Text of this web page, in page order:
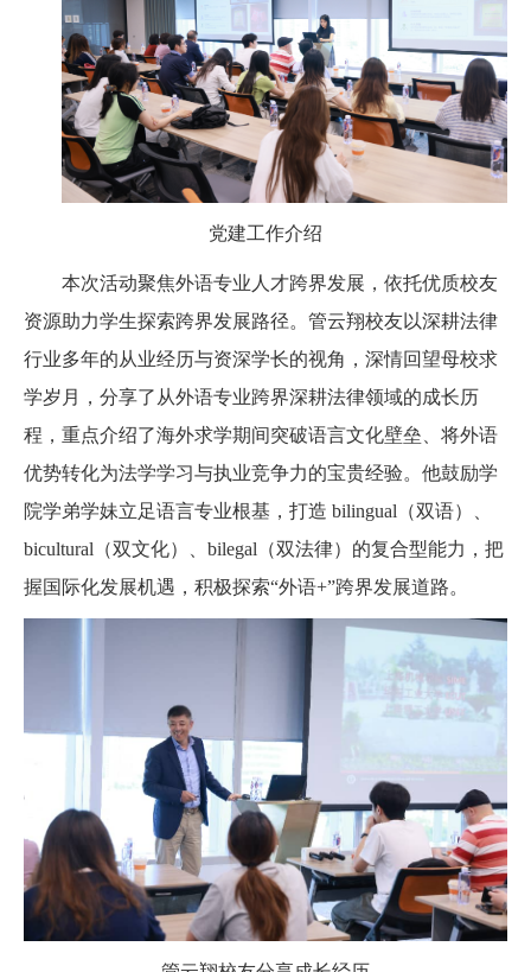
党建工作介绍
本次活动聚焦外语专业人才跨界发展，依托优质校友
资源助力学生探索跨界发展路径。管云翔校友以深耕法律
行业多年的从业经历与资深学长的视角，深情回望母校求
学岁月，分享了从外语专业跨界深耕法律领域的成长历
程，重点介绍了海外求学期间突破语言文化壁垒、将外语
优势转化为法学学习与执业竞争力的宝贵经验。他鼓励学
院学弟学妹立足语言专业根基，打造 bilingual（双语）、
bicultural（双文化）、bilegal（双法律）的复合型能力，把
握国际化发展机遇，积极探索“外语+”跨界发展道路。